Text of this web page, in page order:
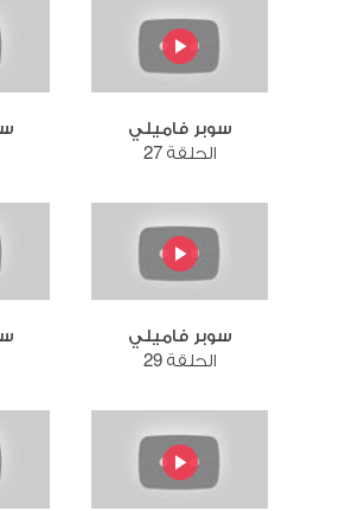
سوبر فاميلي
الحلقة 27
سوبر فاميلي
الحلقة 29